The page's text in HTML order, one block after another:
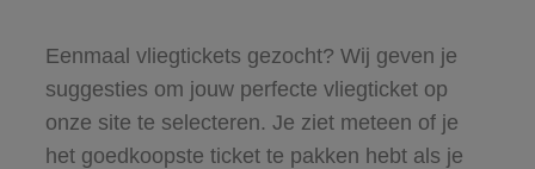
Eenmaal vliegtickets gezocht? Wij geven je
suggesties om jouw perfecte vliegticket op
onze site te selecteren. Je ziet meteen of je
het goedkoopste ticket te pakken hebt als je